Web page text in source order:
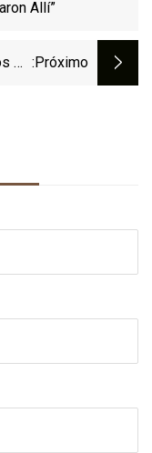
Allí”
De :próximo